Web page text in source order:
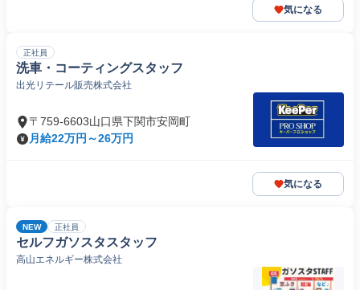
気になる
正社員
洗車・コーティングスタッフ
出光リテール販売株式会社
〒759-6603山口県下関市安岡町
月給22万円～26万円
気になる
NEW 正社員
セルフガソスタスタッフ
高山エネルギー株式会社